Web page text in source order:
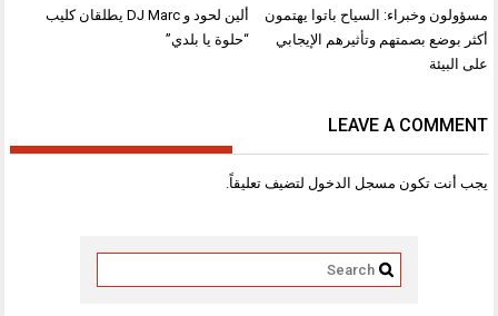
تصفّح
المقالات
ألين لحود و DJ Marc يطلقان كليب
“حلوة يا بلدي”
مسؤولون وخبراء: السياح باتوا يهتمون
أكثر بوضع بصمتهم وتأثيرهم الإيجابي
على البيئة
LEAVE A COMMENT
يجب أنت تكون مسجل الدخول لتضيف تعليقاً.